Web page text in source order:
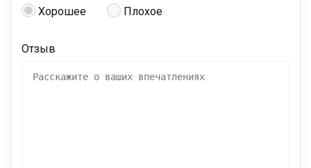
Хорошее Плохое
Отзыв